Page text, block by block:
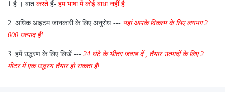
1 है । बात करते हैं- हम भाषा में कोई बाधा नहीं है
2. अधिक आइटम जानकारी के लिए अनुरोध --- यहां आपके विकल्प के लिए लगभग 2
000 उत्पाद हैं!
3. हमें उद्धरण के लिए लिखें --- 24 घंटे के भीतर जवाब दें , तैयार उत्पादों के लिए 2
मीटर में एक उद्धरण तैयार हो सकता है!